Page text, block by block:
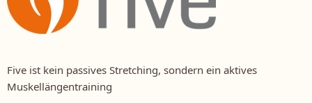
Five ist kein passives Stretching, sondern ein aktives
Muskellängentraining